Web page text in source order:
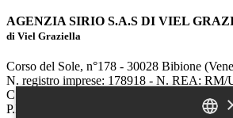
AGENZIA SIRIO S.A.S DI VIEL
di Viel Graziella
Corso del Sole, n°178 - 30028 Bibione
N. registro imprese: 178918 - N. REA: RM/
C.C.I.A.A. di Venezia
P.IVA 04807400272